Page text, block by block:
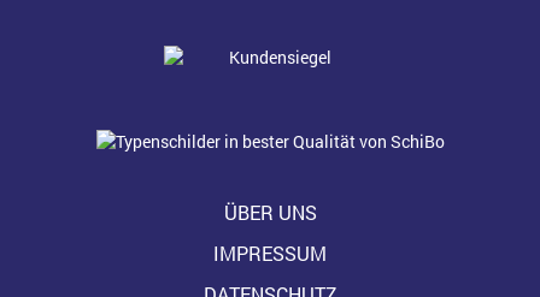
ÜBER UNS
IMPRESSUM